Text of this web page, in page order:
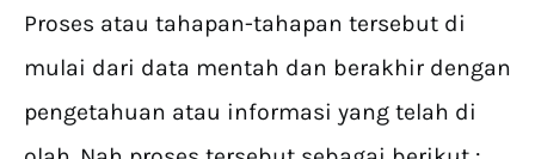
Proses atau tahapan-tahapan tersebut di
mulai dari data mentah dan berakhir dengan
pengetahuan atau informasi yang telah di